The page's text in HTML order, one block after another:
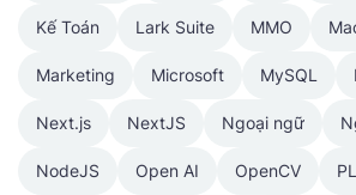
Kế Toán Lark Suite MMO
Marketing Microsoft MySQL
Next.js NextJS Ngoại ngữ
NodeJS Open AI OpenCV